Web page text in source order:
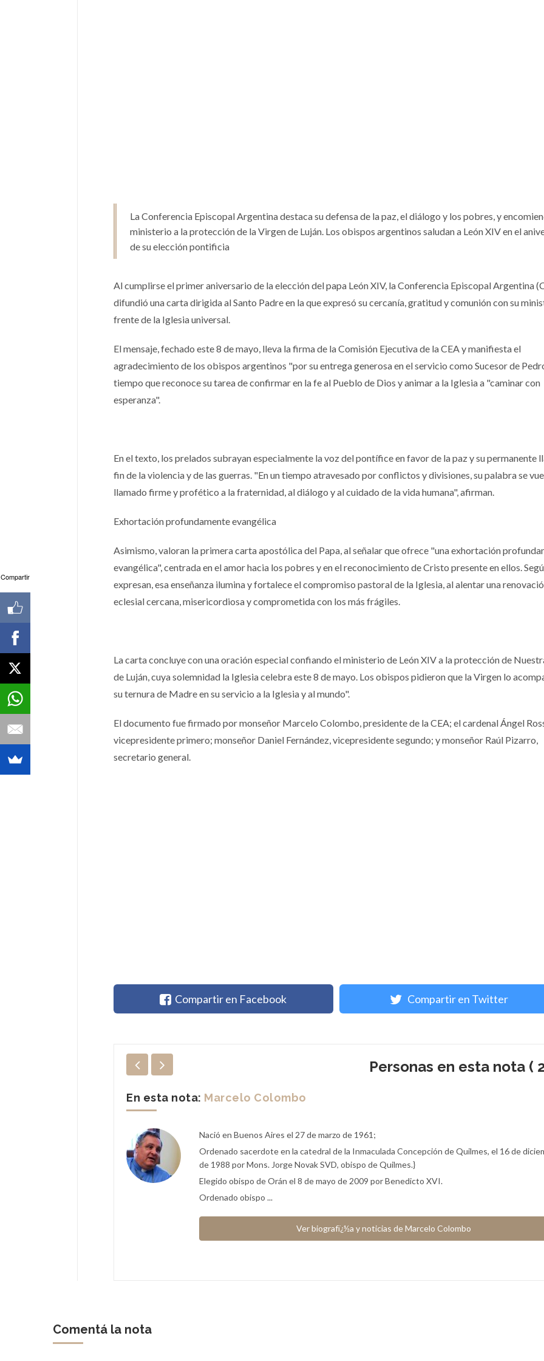
La Conferencia Episcopal Argentina destaca su defensa de la paz, el diálogo y los pobres, y
ministerio a la protección de la Virgen de Luján. Los obispos argentinos saludan a León XIV en el
de su elección pontificia
Al cumplirse el primer aniversario de la elección del papa León XIV, la Conferencia Episcopal Argentina
difundió una carta dirigida al Santo Padre en la que expresó su cercanía, gratitud y comunión con su
frente de la Iglesia universal.
El mensaje, fechado este 8 de mayo, lleva la firma de la Comisión Ejecutiva de la CEA y manifiesta el
agradecimiento de los obispos argentinos "por su entrega generosa en el servicio como Sucesor de
tiempo que reconoce su tarea de confirmar en la fe al Pueblo de Dios y animar a la Iglesia a "caminar con
esperanza".
En el texto, los prelados subrayan especialmente la voz del pontífice en favor de la paz y su permanente
fin de la violencia y de las guerras. "En un tiempo atravesado por conflictos y divisiones, su palabra se
llamado firme y profético a la fraternidad, al diálogo y al cuidado de la vida humana", afirman.
Exhortación profundamente evangélica
Asimismo, valoran la primera carta apostólica del Papa, al señalar que ofrece "una exhortación
evangélica", centrada en el amor hacia los pobres y en el reconocimiento de Cristo presente en ellos.
expresan, esa enseñanza ilumina y fortalece el compromiso pastoral de la Iglesia, al alentar una
eclesial cercana, misericordiosa y comprometida con los más frágiles.
La carta concluye con una oración especial confiando el ministerio de León XIV a la protección de
de Luján, cuya solemnidad la Iglesia celebra este 8 de mayo. Los obispos pidieron que la Virgen lo
su ternura de Madre en su servicio a la Iglesia y al mundo".
El documento fue firmado por monseñor Marcelo Colombo, presidente de la CEA; el cardenal Ángel
vicepresidente primero; monseñor Daniel Fernández, vicepresidente segundo; y monseñor Raúl Pizarro,
secretario general.
Compartir en Facebook Compartir en Twitter
Personas en esta nota (
En esta nota: Marcelo Colombo
Nació en Buenos Aires el 27 de marzo de 1961;
Ordenado sacerdote en la catedral de la Inmaculada Concepción de Quilmes, el 16 de
de 1988 por Mons. Jorge Novak SVD, obispo de Quilmes.}
Elegido obispo de Orán el 8 de mayo de 2009 por Benedicto XVI.
Ordenado obispo ...
Ver biografï¿½a y noticias de Marcelo Colombo
Comentá la nota
Compartir